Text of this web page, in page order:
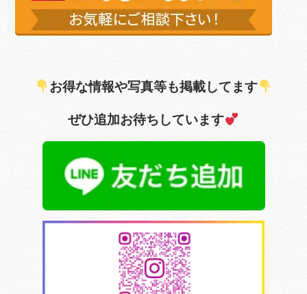
お得な情報や写真等も掲載してます
ぜひ追加お待ちしています